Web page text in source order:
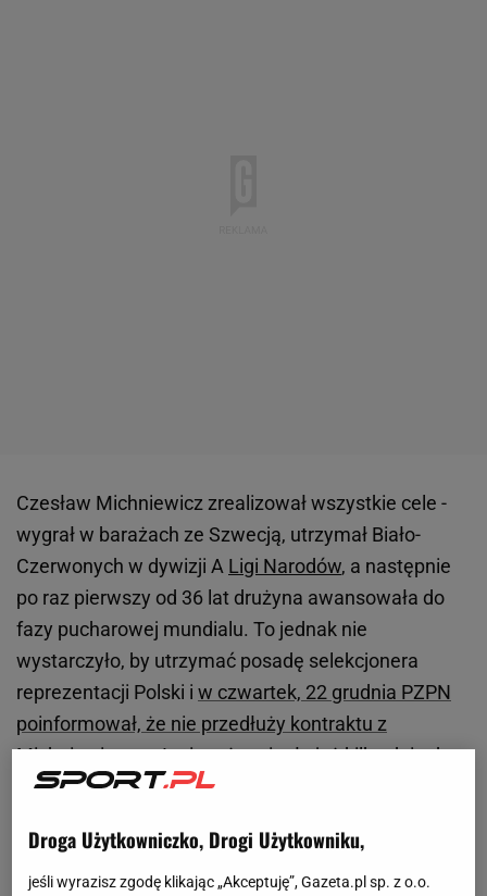
Czesław Michniewicz zrealizował wszystkie cele -
wygrał w barażach ze Szwecją, utrzymał Biało-
Czerwonych w dywizji A Ligi Narodów, a następnie
po raz pierwszy od 36 lat drużyna awansowała do
fazy pucharowej mundialu. To jednak nie
wystarczyło, by utrzymać posadę selekcjonera
reprezentacji Polski i w czwartek, 22 grudnia PZPN
poinformował, że nie przedłuży kontraktu z
Michniewiczem. I mimo że minęło już kilka dni od
decyzji związku, to wciąż gorący jest temat trenera
informacje.
Droga Użytkowniczko, Drogi Użytkowniku,
jeśli wyrazisz zgodę klikając „Akceptuję”, Gazeta.pl sp. z o.o.